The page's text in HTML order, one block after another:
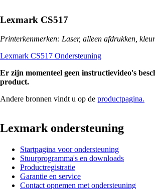
Lexmark CS517
Printerkenmerken: Laser, alleen afdrukken, kleur
Lexmark CS517 Ondersteuning
Er zijn momenteel geen instructievideo's
product.
Andere bronnen vindt u op de productpagina.
Lexmark ondersteuning
Startpagina voor ondersteuning
Stuurprogramma's en downloads
Productregistratie
Garantie en service
Contact opnemen met ondersteuning